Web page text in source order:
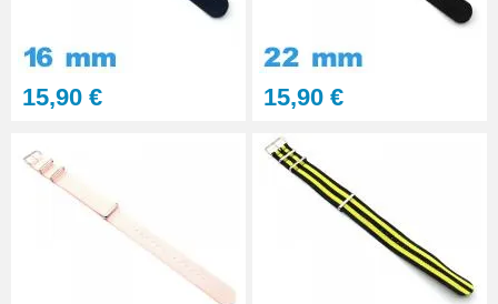
15,90 € 15,90 €